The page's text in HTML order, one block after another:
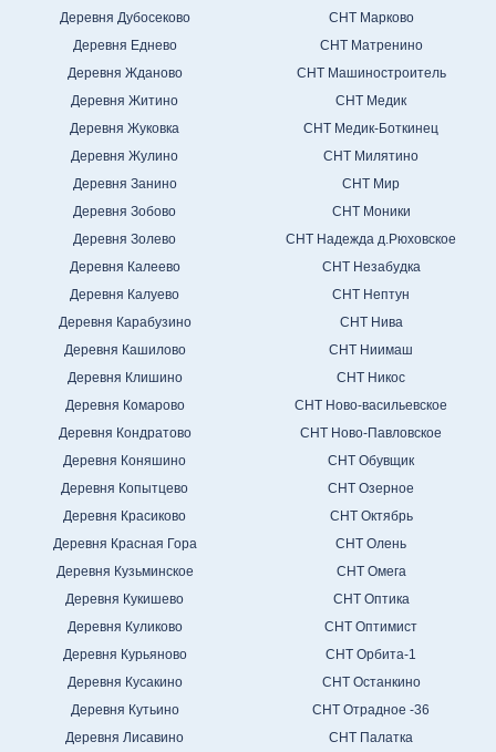
Деревня Дубосеково
Деревня Еднево
Деревня Жданово
Деревня Житино
Деревня Жуковка
Деревня Жулино
Деревня Занино
Деревня Зобово
Деревня Золево
Деревня Калеево
Деревня Калуево
Деревня Карабузино
Деревня Кашилово
Деревня Клишино
Деревня Комарово
Деревня Кондратово
Деревня Коняшино
Деревня Копытцево
Деревня Красиково
Деревня Красная Гора
Деревня Кузьминское
Деревня Кукишево
Деревня Куликово
Деревня Курьяново
Деревня Кусакино
Деревня Кутьино
Деревня Лисавино
СНТ Марково
СНТ Матренино
СНТ Машиностроитель
СНТ Медик
СНТ Медик-Боткинец
СНТ Милятино
СНТ Мир
СНТ Моники
СНТ Надежда д.Рюховское
СНТ Незабудка
СНТ Нептун
СНТ Нива
СНТ Ниимаш
СНТ Никос
СНТ Ново-васильевское
СНТ Ново-Павловское
СНТ Обувщик
СНТ Озерное
СНТ Октябрь
СНТ Олень
СНТ Омега
СНТ Оптика
СНТ Оптимист
СНТ Орбита-1
СНТ Останкино
СНТ Отрадное -36
СНТ Палатка